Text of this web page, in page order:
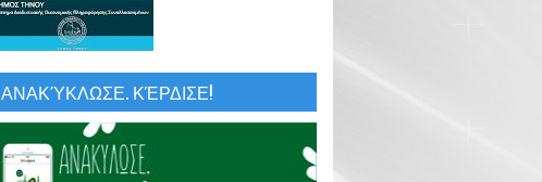
ΑΝΑΚΎΚΛΩΣΕ. ΚΈΡΔΙΣΕ!